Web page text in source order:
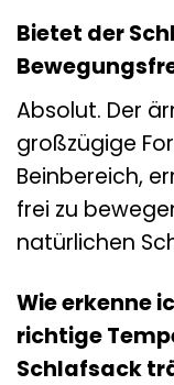
Bietet der
Absolut. Der
großzügige
Beinbereich,
frei zu
natürlichen
Wie erkenne
richtige
Schlafsack